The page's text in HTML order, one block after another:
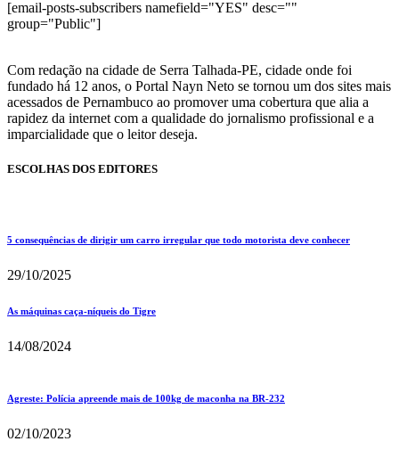
[email-posts-subscribers namefield="YES" desc=""
group="Public"]
Com redação na cidade de Serra Talhada-PE, cidade onde foi
fundado há 12 anos, o Portal Nayn Neto se tornou um dos sites mais
acessados de Pernambuco ao promover uma cobertura que alia a
rapidez da internet com a qualidade do jornalismo profissional e a
imparcialidade que o leitor deseja.
ESCOLHAS DOS EDITORES
5 consequências de dirigir um carro irregular que todo motorista deve conhecer
29/10/2025
As máquinas caça-níqueis do Tigre
14/08/2024
Agreste: Polícia apreende mais de 100kg de maconha na BR-232
02/10/2023